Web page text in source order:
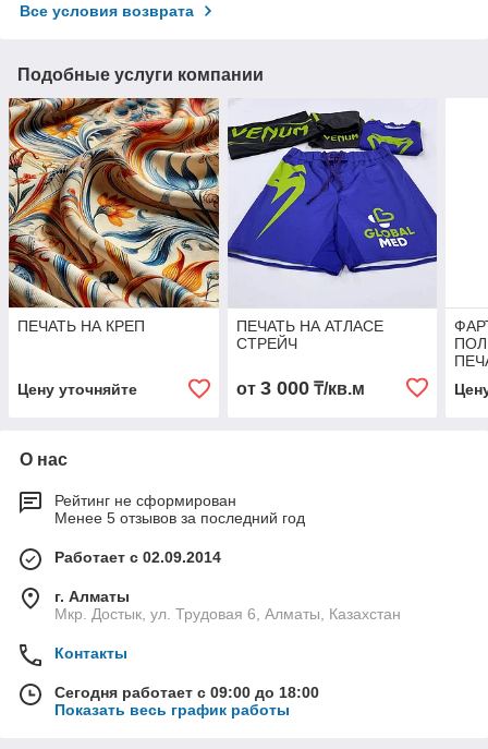
Все условия возврата
Подобные услуги компании
ПЕЧАТЬ НА КРЕП
Цену уточняйте
ПЕЧАТЬ НА АТЛАСЕ
СТРЕЙЧ
от 3 000₸/кв.м
О нас
Рейтинг не сформирован
Менее 5 отзывов за последний год
Работает с 02.09.2014
г. Алматы
Мкр. Достык, ул. Трудовая 6, Алматы, Казахстан
Контакты
Сегодня работает с 09:00 до 18:00
Показать весь график работы